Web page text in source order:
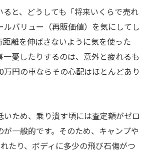
と、どうしても「将来いくらで売れ
ルバリュー（再販価値）を気にしてし
距離を伸ばさないように気を使った
一憂したりするのは、意外と疲れるも
万円の車ならその心配はほとんどあり
いため、乗り潰す頃には査定額がゼロ
が一般的です。そのため、キャンプや
たり、ボディに多少の飛び石傷がつ